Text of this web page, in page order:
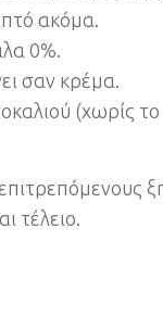
ακόμα.
0%.
σαν κρέμα.
(χωρίς το
τέλειο.